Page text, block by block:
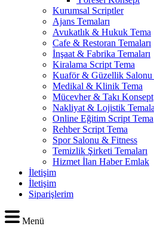
Kurumsal Scriptler
Ajans Temaları
Avukatlık & Hukuk Tema
Cafe & Restoran Temaları
İnşaat & Fabrika Temaları
Kiralama Script Tema
Kuaför & Güzellik Salonu
Medikal & Klinik Tema
Mücevher & Takı Konsept
Nakliyat & Lojistik
Online Eğitim Script Tema
Rehber Script Tema
Spor Salonu & Fitness
Temizlik Şirketi Temaları
Hizmet İlan Haber Emlak
İletişim
İletişim
Siparişlerim
Menü